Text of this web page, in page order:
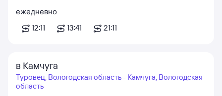
ежедневно
12:11
13:41 21:11
в Камчуга
Туровец, Вологодская область - Камчуга, Вологодская
область